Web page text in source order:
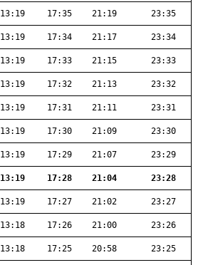
13:19 17:35 21:19 23:35
13:19 17:34 21:17 23:34
13:19 17:33 21:15 23:33
13:19 17:32 21:13 23:32
13:19 17:31 21:11 23:31
13:19 17:30 21:09 23:30
13:19 17:29 21:07 23:29
13:19 17:28 21:04 23:28
13:19 17:27 21:02 23:27
13:18 17:26 21:00 23:26
13:18 17:25 20:58 23:25